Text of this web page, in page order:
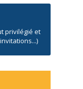
privilégié et